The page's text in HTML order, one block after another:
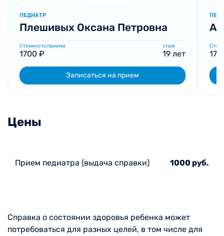
ПЕДИАТР
Плешивых Оксана Петровна
Стоимость приема
1700 ₽
стаж
19 лет
Записаться на прием
Цены
Прием педиатра (выдача справки) 1000 руб.
Справка о состоянии здоровья ребенка может
потребоваться для разных целей, в том числе для